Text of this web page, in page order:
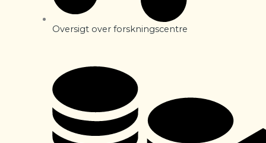
Oversigt over forskningscentre